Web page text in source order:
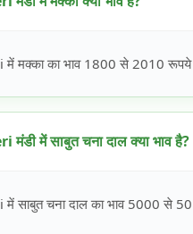
मक्का का भाव 1800 से 2010 रूपये
में साबुत चना दाल क्या भाव है?
साबुत चना दाल का भाव 5000 से